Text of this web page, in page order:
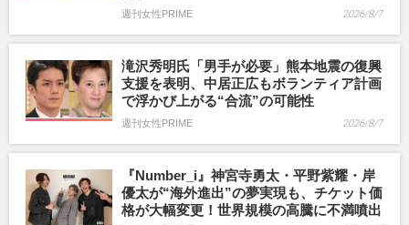
週刊女性PRIME 2026/8/7
滝沢秀明氏「男手が必要」熊本地震の復興
支援を表明、中居正広もボランティア計画
で浮かび上がる“合流”の可能性
週刊女性PRIME 2026/8/7
『Number_i』神宮寺勇太・平野紫耀・岸
優太が“海外進出”の夢実現も、チケット価
格が大幅変更！世界規模の高騰に不満噴出